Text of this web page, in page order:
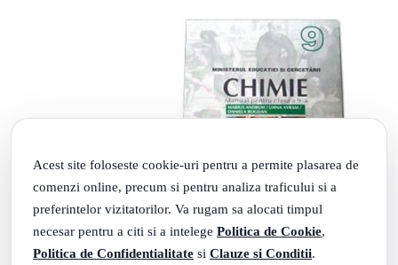
Acest site foloseste cookie-uri pentru a permite plasarea de
comenzi online, precum si pentru analiza traficului si a
preferintelor vizitatorilor. Va rugam sa alocati timpul
necesar pentru a citi si a intelege Politica de Cookie,
Politica de Confidentialitate si Clauze si Conditii.